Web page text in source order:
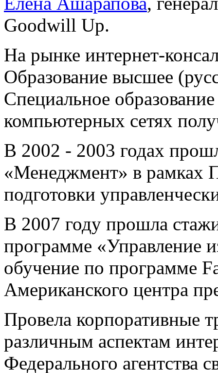
Goodwill Up.
На рынке интернет-
Образование высшее
Специальное
компьютерных сетях
В 2002 - 2003 годах
«Менеджмент» в рамках
подготовки
В 2007 году прошла
программе «Управление
обучение по программе
Американского центра
Провела корпоративные
различным аспектам
Федерального